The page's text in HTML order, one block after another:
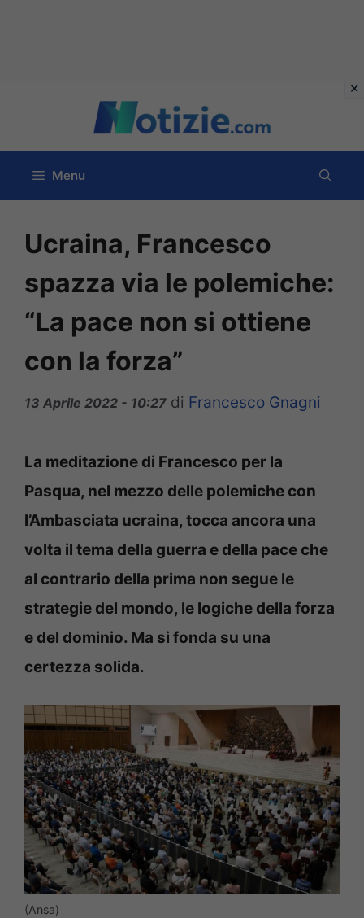
contenuto
Menu
Ucraina, Francesco
spazza via le polemiche:
“La pace non si ottiene
con la forza”
13 Aprile 2022 - 10:27 di Francesco Gnagni
La meditazione di Francesco per la
Pasqua, nel mezzo delle polemiche con
l’Ambasciata ucraina, tocca ancora una
volta il tema della guerra e della pace che
al contrario della prima non segue le
strategie del mondo, le logiche della forza
e del dominio. Ma si fonda su una
certezza solida.
(Ansa)